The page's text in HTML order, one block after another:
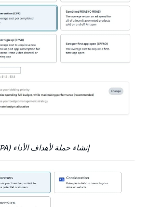
إنشاء حملة لأهداف الأداء (CPA)